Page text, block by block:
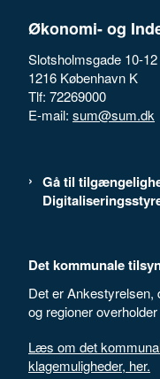
Økonomi- og
Slotsholmsgade 10-12
1216 København K
Tlf: 72269000
E-mail: sum@sum.dk
Gå til
Det kommunale
Det er Ankestyrelsen,
og regioner
Læs om det
klagemuligheder, her.